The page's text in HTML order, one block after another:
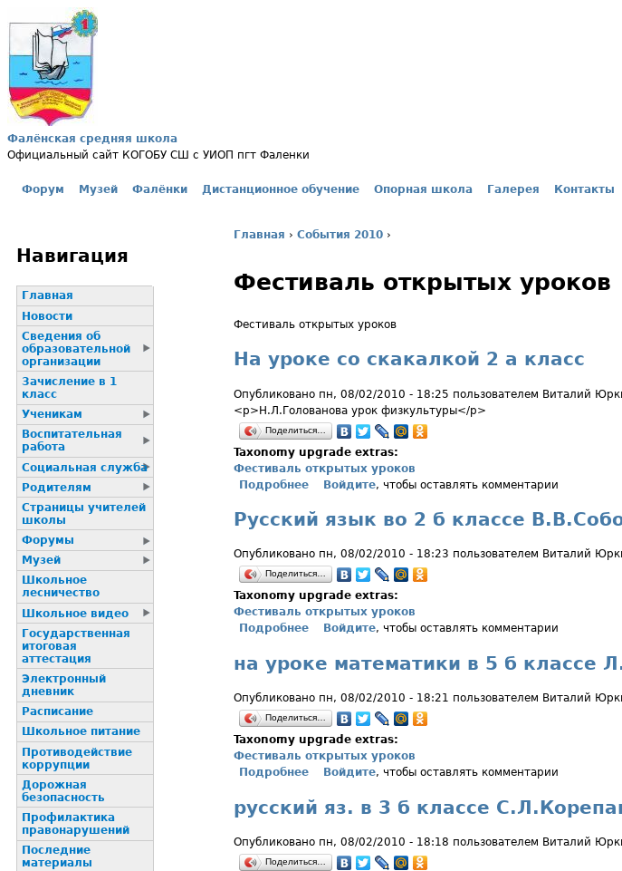
Jump to navigation
Фалёнская средняя школа
Официальный сайт КОГОБУ СШ с УИОП пгт Фаленки
Главная › События 2010 ›
Фестиваль открытых уроков
Фестиваль открытых уроков
На уроке со скакалкой 2 а класс
Опубликовано пн, 08/02/2010 - 18:25 пользователем Виталий
<p>Н.Л.Голованова урок физкультуры</p>
Поделиться…
Taxonomy upgrade extras:
Фестиваль открытых уроков
Подробнее о На уроке со скакалкой 2 а класс
Войдите, чтобы оставлять комментарии
Русский язык во 2 б классе
Опубликовано пн, 08/02/2010 - 18:23 пользователем Виталий
Поделиться…
Taxonomy upgrade extras:
Фестиваль открытых уроков
Подробнее о Русский язык во 2 б классе В.В.Соболева
Войдите, чтобы оставлять комментарии
на уроке математики в 5 б классе
Опубликовано пн, 08/02/2010 - 18:21 пользователем Виталий
Поделиться…
Taxonomy upgrade extras:
Фестиваль открытых уроков
Подробнее о на уроке математики в 5 б классе Л.А.Данилова
Войдите, чтобы оставлять комментарии
русский яз. в 3 б классе
Опубликовано пн, 08/02/2010 - 18:18 пользователем Виталий
Поделиться…
Форум Музей Фалёнки Дистанционное обучение Опорная школа Галерея Контакты
Навигация
Главная
Новости
Сведения об
образовательной
организации
Зачисление в 1
класс
Ученикам
Воспитательная
работа
Социальная служба
Родителям
Страницы учителей
школы
Форумы
Музей
Школьное
лесничество
Школьное видео
Государственная
итоговая
аттестация
Электронный
дневник
Расписание
Школьное питание
Пpотиводействие
коppупции
Дорожная
безопасность
Профилактика
пpaвонаpушений
Последние
материалы